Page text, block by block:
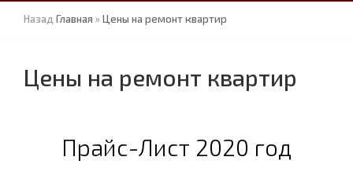
Назад Главная »Цены на ремонт квартир
Цены на ремонт квартир
Прайс-Лист 2020 год